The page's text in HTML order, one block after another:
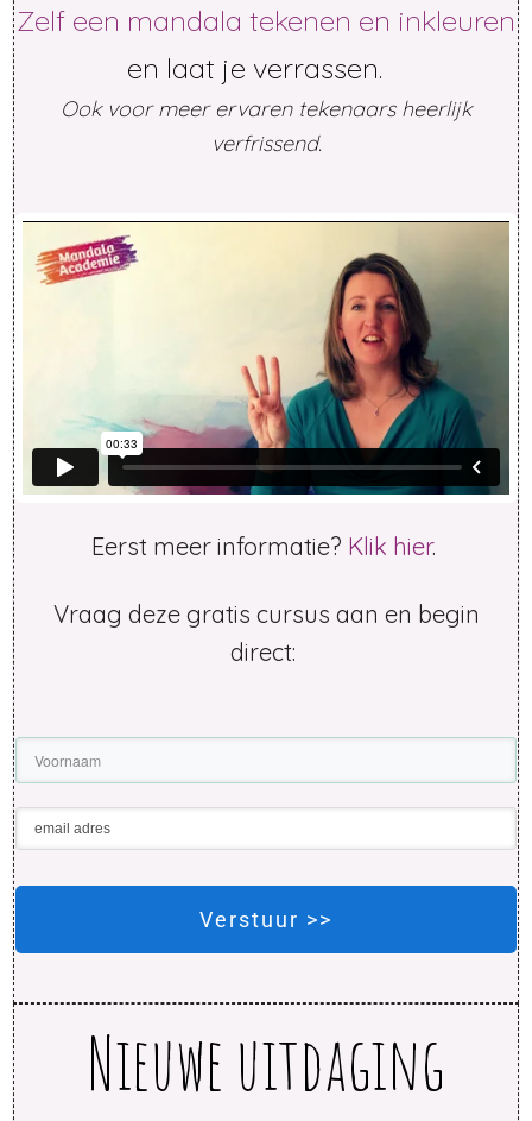
Zelf een mandala tekenen en inkleuren
en laat je verrassen.
Ook voor meer ervaren tekenaars heerlijk
verfrissend.
Eerst meer informatie? Klik hier.
Vraag deze gratis cursus aan en begin
direct:
Verstuur >>
Nieuwe uitdaging